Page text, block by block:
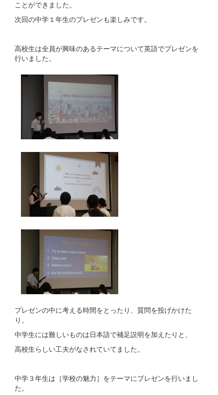
ことができました。
次回の中学１年生のプレゼンも楽しみです。
高校生は全員が興味のあるテーマについて英語でプレゼンを
行いました。
プレゼンの中に考える時間をとったり、質問を投げかけた
り、
中学生には難しいものは日本語で補足説明を加えたりと、
高校生らしい工夫がなされていてました。
中学３年生は［学校の魅力］をテーマにプレゼンを行いまし
た。